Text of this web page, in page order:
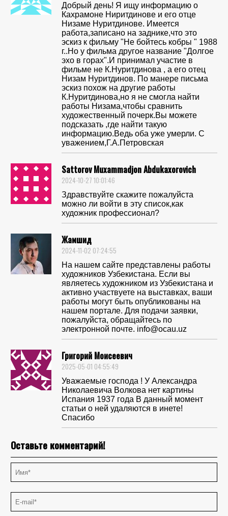
Добрый день! Я ищу информацию о
Кахрамоне Ниритдинове и его отце
Низаме Нуритдинове. Имеется
работа,записано на заднике,что это
эскиз к фильму "Не бойтесь кобры " 1988
г..Но у фильма другое название "Долгое
эхо в горах".И принимал участие в
фильме не К.Нуритдинова , а его отец
Низам Нуритдинов. По манере письма
эскиз похож на другие работы
К.Нуритдинова,но я не смогла найти
работы Низама,чтобы сравнить
художественный почерк.Вы можете
подсказать ,где найти такую
информацию.Ведь оба уже умерли. С
уважением,Г.А.Петровская
Sattorov Muxammadjon Abdukaxorovich
2024-10-27 10:01:46
Здравствуйте скажите пожалуйста
можно ли войти в эту список,как
художник профессионал?
Жамшид
2024-11-02 07:24:55
На нашем сайте представлены работы
художников Узбекистана. Если вы
являетесь художником из Узбекистана и
активно участвуете на выставках, ваши
работы могут быть опубликованы на
нашем портале. Для подачи заявки,
пожалуйста, обращайтесь по
электронной почте. info@ocau.uz
Григорий Моисеевич
2025-05-01 04:55:49
Уважаемые господа ! У Александра
Николаевича Волкова нет картины
Испания 1937 года В данный момент
статьи о ней удаляются в инете!
Спасибо
Оставьте комментарий!